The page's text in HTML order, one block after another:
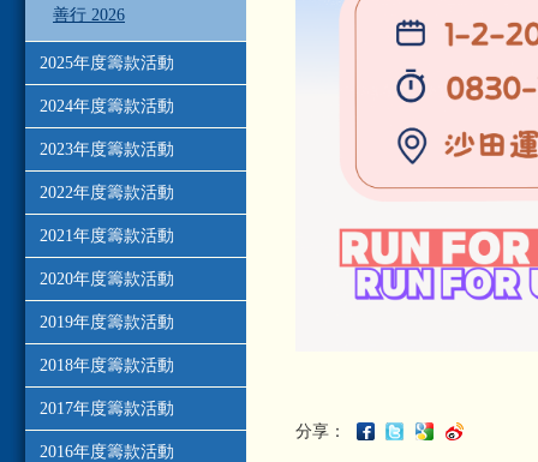
善行 2026
2025年度籌款活動
2024年度籌款活動
2023年度籌款活動
2022年度籌款活動
2021年度籌款活動
2020年度籌款活動
2019年度籌款活動
2018年度籌款活動
2017年度籌款活動
2016年度籌款活動
分享：